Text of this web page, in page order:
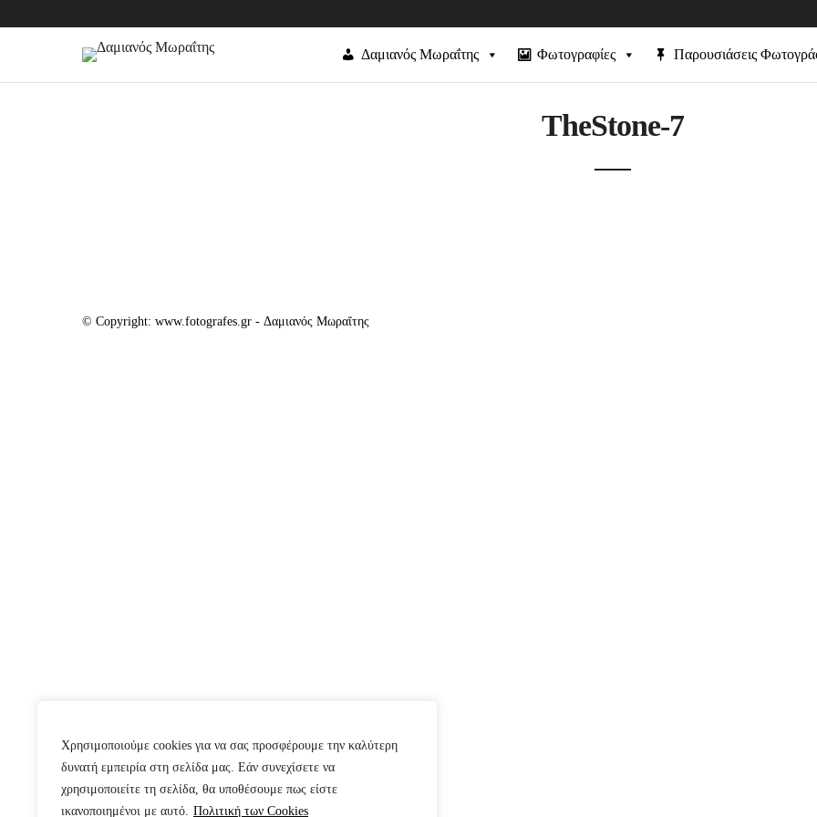
Χρησιμοποιούμε cookies για να σας προσφέρουμε την καλύτερη
δυνατή εμπειρία στη σελίδα μας. Εάν συνεχίσετε να
χρησιμοποιείτε τη σελίδα, θα υποθέσουμε πως είστε
ικανοποιημένοι με αυτό. Πολιτική των Cookies
Δαμιανός Μωραΐτης Φωτογραφίες Παρουσιάσεις
TheStone-7
© Copyright: www.fotografes.gr - Δαμιανός Μωραΐτης